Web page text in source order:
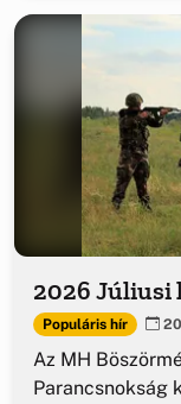
2026 Júliusi
Populáris hír
Az MH
Parancsnokság